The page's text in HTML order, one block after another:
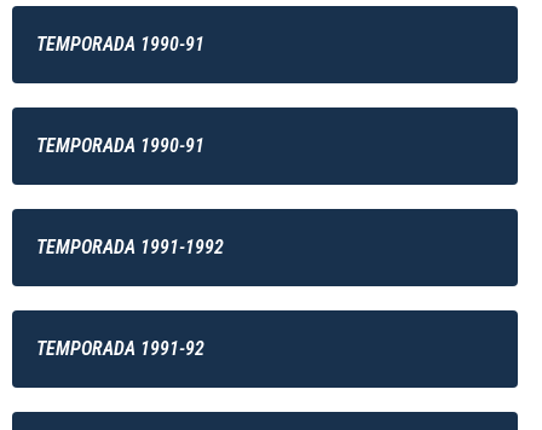
TEMPORADA 1990-91
TEMPORADA 1990-91
TEMPORADA 1991-1992
TEMPORADA 1991-92